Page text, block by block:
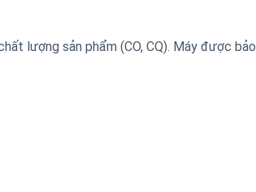
lượng sản phẩm (CO, CQ). Máy được bảo